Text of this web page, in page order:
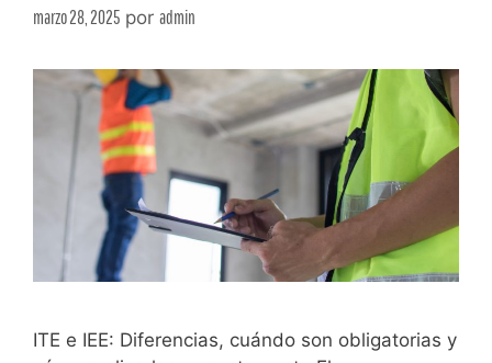
marzo 28, 2025 por admin
ITE e IEE: Diferencias, cuándo son obligatorias y